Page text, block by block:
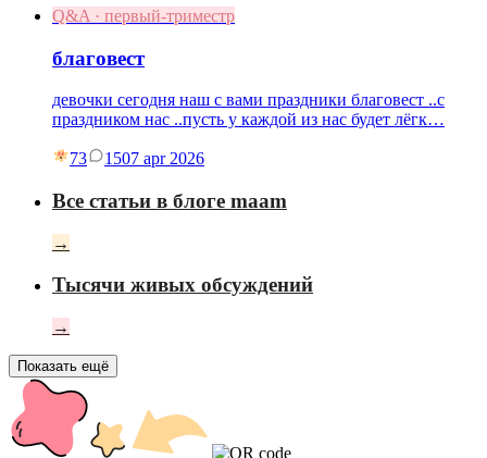
Q&A · первый-триместр
благовест
девочки сегодня наш с вами праздники благовест ..с
праздником нас ..пусть у каждой из нас будет лёгк…
73 1507 apr 2026
Все статьи в блоге maam
→
Тысячи живых обсуждений
→
Показать ещё